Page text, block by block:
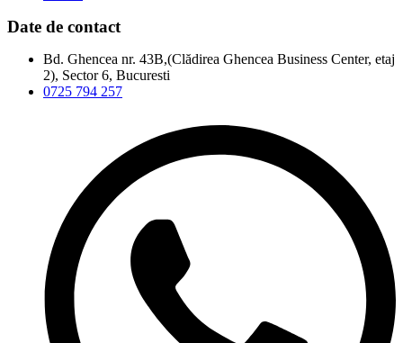
Date de contact
Bd. Ghencea nr. 43B,(Clădirea Ghencea Business Center, etaj
2), Sector 6, Bucuresti
0725 794 257